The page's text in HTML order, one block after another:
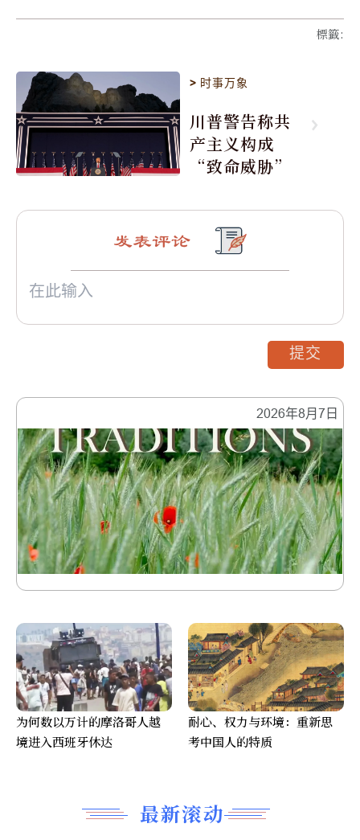
標籤:
> 时事万象
川普警告称共
产主义构成
“致命威胁”
2026年8月7日
最新滚动
发表评论
提交
为何数以万计的摩洛哥人越
境进入西班牙休达
耐心、权力与环境：重新思
考中国人的特质